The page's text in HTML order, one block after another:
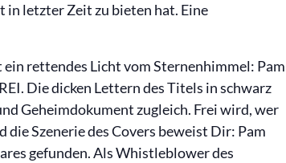
letzter Zeit zu bieten hat. Eine
rettendes Licht vom Sternenhimmel: Pam
Die dicken Lettern des Titels in schwarz
Geheimdokument zugleich. Frei wird, wer
Szenerie des Covers beweist Dir: Pam
gefunden. Als Whistleblower des